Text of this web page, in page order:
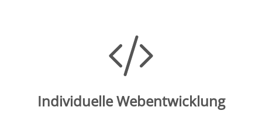
Individuelle Webentwicklung